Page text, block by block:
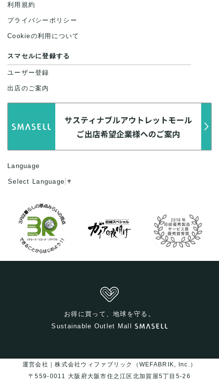
利用規約
プライバシーポリシー
Cookieの利用について
スマセルに登録する
ユーザー登録
出店のご案内
Language
Select Language ▼
お得に買って、地球を守る。
Sustainable Outlet Mall
運営会社｜株式会社ウィファブリック（WEFABRIK, Inc.）
〒559-0011 大阪府大阪市住之江区北加賀屋5丁目5-26